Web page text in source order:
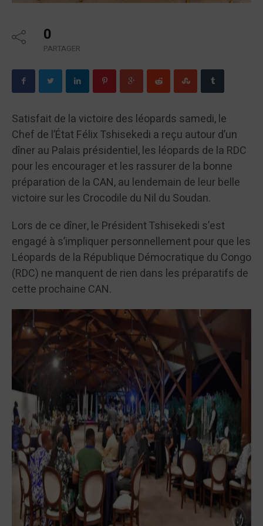
0
PARTAGER
Satisfait de la victoire des léopards samedi, le
Chef de l’État Félix Tshisekedi a reçu autour d’un
dîner au Palais présidentiel, les léopards de la RDC
pour les encourager et les rassurer de la bonne
préparation de la CAN, au lendemain de leur belle
victoire sur les Crocodile du Nil du Soudan.
Lors de ce dîner, le Président Tshisekedi s’est
engagé à s’impliquer personnellement pour que les
Léopards de la République Démocratique du Congo
(RDC) ne manquent de rien dans les préparatifs de
cette prochaine CAN.